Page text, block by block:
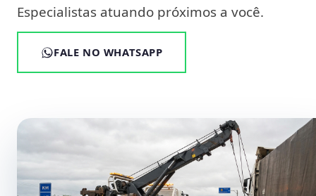
Especialistas atuando próximos a você.
FALE NO WHATSAPP